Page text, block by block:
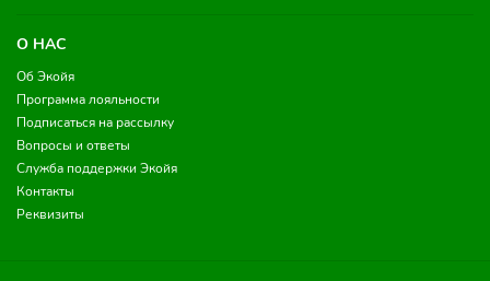
О НАС
Об Экойя
Программа лояльности
Подписаться на рассылку
Вопросы и ответы
Служба поддержки Экойя
Контакты
Реквизиты